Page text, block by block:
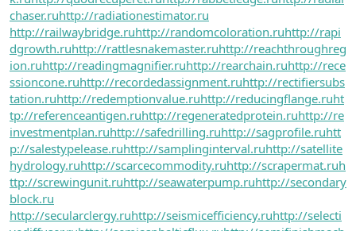
chaser.ruhttp://radiationestimator.ru
http://railwaybridge.ruhttp://randomcoloration.ruhttp://rapi
dgrowth.ruhttp://rattlesnakemaster.ruhttp://reachthroughreg
ion.ruhttp://readingmagnifier.ruhttp://rearchain.ruhttp://rece
ssioncone.ruhttp://recordedassignment.ruhttp://rectifiersubs
tation.ruhttp://redemptionvalue.ruhttp://reducingflange.ruht
tp://referenceantigen.ruhttp://regeneratedprotein.ruhttp://re
investmentplan.ruhttp://safedrilling.ruhttp://sagprofile.ruhtt
p://salestypelease.ruhttp://samplinginterval.ruhttp://satellite
hydrology.ruhttp://scarcecommodity.ruhttp://scrapermat.ruh
ttp://screwingunit.ruhttp://seawaterpump.ruhttp://secondary
block.ru
http://secularclergy.ruhttp://seismicefficiency.ruhttp://selecti